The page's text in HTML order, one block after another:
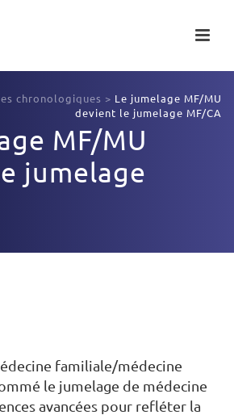
chronologiques > Le jumelage MF/MU
devient le jumelage MF/CA
MF/MU
jumelage
familiale/médecine
le jumelage de médecine
avancées pour refléter la